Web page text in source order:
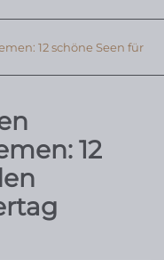
12 schöne Seen für
12